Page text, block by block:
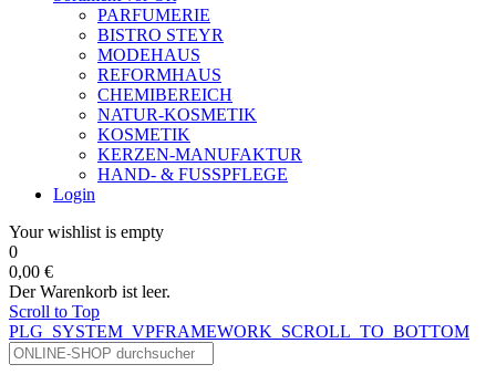
PARFUMERIE
BISTRO STEYR
MODEHAUS
REFORMHAUS
CHEMIBEREICH
NATUR-KOSMETIK
KOSMETIK
KERZEN-MANUFAKTUR
HAND- & FUSSPFLEGE
Login
Your wishlist is empty
0
0,00 €
Der Warenkorb ist leer.
Scroll to Top
PLG_SYSTEM_VPFRAMEWORK_SCROLL_TO_BOTTOM